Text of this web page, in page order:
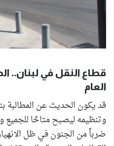
قطاع النقل في لبنان..
العام
قد يكون الحديث عن المطالبة
وتنظيمه ليصبح متاحًا
ضرباً من الجنون في ظل